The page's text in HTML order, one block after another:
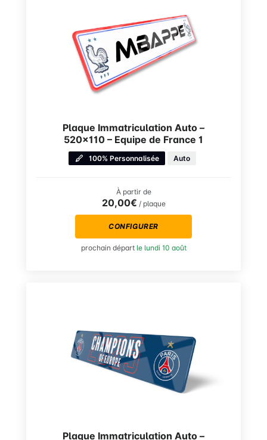
Plaque Immatriculation Auto –
520×110 – Equipe de France 1
100% Personnalisée Auto
À partir de
20,00€ / plaque
CONFIGURER
prochain départ le lundi 10 août
Plaque Immatriculation Auto –